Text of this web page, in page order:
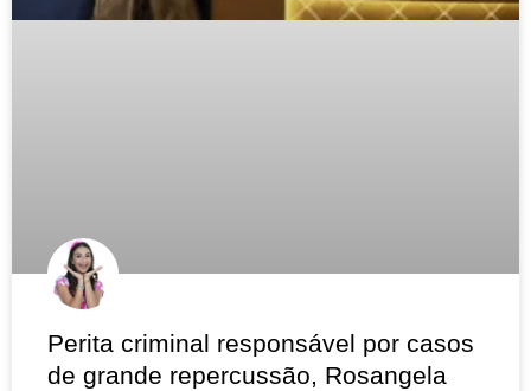
Perita criminal responsável por casos
de grande repercussão, Rosangela